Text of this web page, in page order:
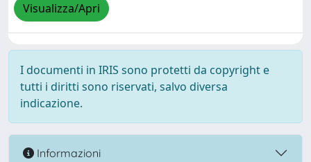
Visualizza/Apri
I documenti in IRIS sono protetti da copyright e
tutti i diritti sono riservati, salvo diversa
indicazione.
Informazioni